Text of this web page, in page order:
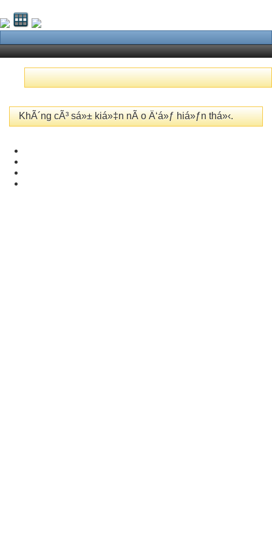
KhÃ´ng cÃ³ sá»± kiá»‡n nÃ o Ä‘á»ƒ hiá»ƒn thá»‹.